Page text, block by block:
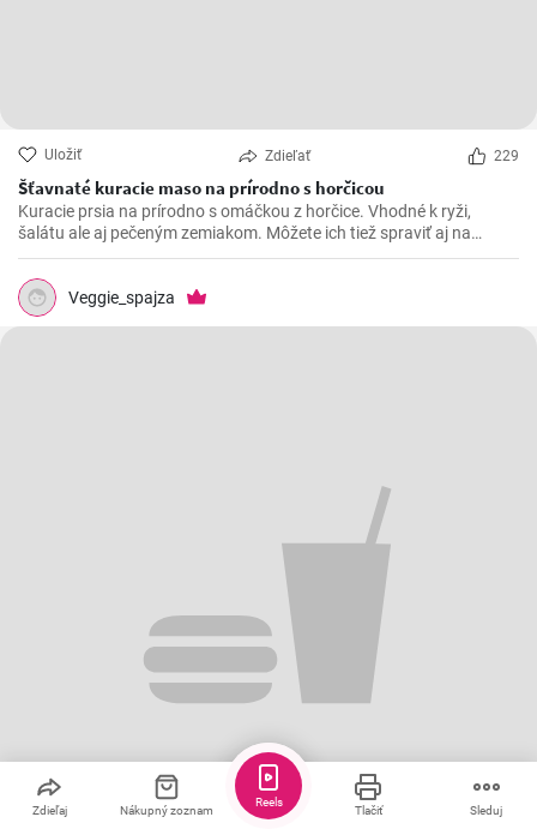
Uložiť Zdieľať 229
Šťavnaté kuracie maso na prírodno s horčicou
Kuracie prsia na prírodno s omáčkou z horčice. Vhodné k ryži,
šalátu ale aj pečeným zemiakom. Môžete ich tiež spraviť aj na
spôsob šťavnatých kuracích rezňov - taktiež na prírodno.
Veggie_spajza
Zdieľaj Nákupný zoznam Tlačiť Sleduj
Reels